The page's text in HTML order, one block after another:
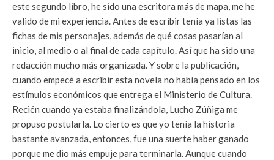
este segundo libro, he sido una escritora más de mapa, me he
valido de mi experiencia. Antes de escribir tenía ya listas las
fichas de mis personajes, además de qué cosas pasarían al
inicio, al medio o al final de cada capítulo. Así que ha sido una
redacción mucho más organizada. Y sobre la publicación,
cuando empecé a escribir esta novela no había pensado en los
estímulos económicos que entrega el Ministerio de Cultura.
Recién cuando ya estaba finalizándola, Lucho Zúñiga me
propuso postularla. Lo cierto es que yo tenía la historia
bastante avanzada, entonces, fue una suerte haber ganado
porque me dio más empuje para terminarla. Aunque cuando